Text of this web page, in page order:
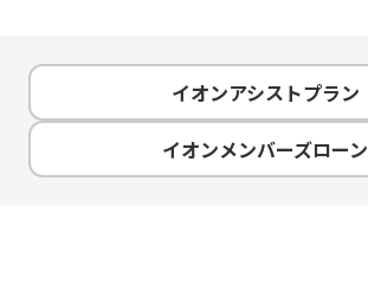
イオンアシストプラン
イオンメンバーズローン